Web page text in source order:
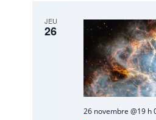
JEU
26
26 novembre @19 h